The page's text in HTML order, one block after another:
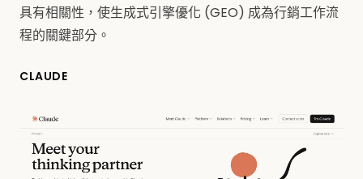
具有相關性，使生成式引擎優化 (GEO) 成為行銷工作流
程的關鍵部分。
CLAUDE